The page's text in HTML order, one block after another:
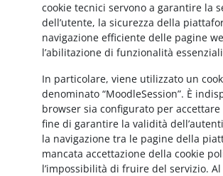
cookie tecnici servono a garantire la
dell’utente, la sicurezza della
navigazione efficiente delle pagine
l’abilitazione di funzionalità
In particolare, viene utilizzato un
denominato “MoodleSession”. È
browser sia configurato per accettare
fine di garantire la validità
la navigazione tra le pagine della
mancata accettazione della cookie
l’impossibilità di fruire del servizio.